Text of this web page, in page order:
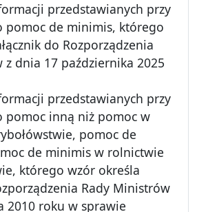
przedstawianych przy
pomoc de minimis, którego
do Rozporządzenia
z dnia 17 października 2025
przedstawianych przy
pomoc inną niż pomoc w
pomoc de
de minimis w rolnictwie
którego wzór określa
Rady Ministrów
2010 roku w sprawie